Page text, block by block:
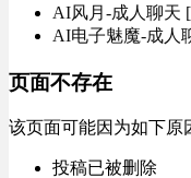
AI风月-成人聊天
AI电子魅魔-成人
页面不存在
该页面可能因为如下原
投稿已被删除